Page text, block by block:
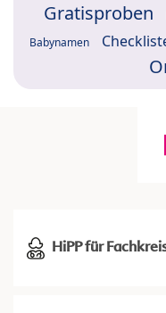
Gratisproben
Babynamen
HiPP für